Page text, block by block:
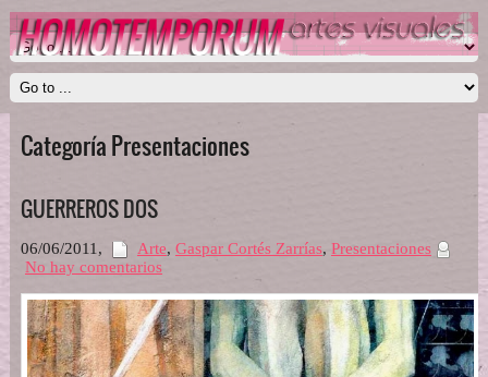
Categoría Presentaciones
GUERREROS DOS
06/06/2011 , Arte, Gaspar Cortés Zarrías, Presentaciones
No hay comentarios